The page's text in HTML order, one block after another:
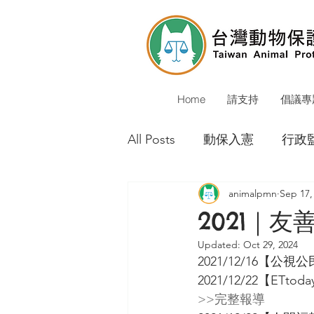
Home 請支持 倡議
All Posts 動保入憲 行政
動保警察 校犬貓
環境會議 動物保護立法
重大成果 媒體報導
2021｜友
animalpmn Sep
Updated: Oct 29, 2024
2021/12/16【公視
2021/12/22【
>>完整報導